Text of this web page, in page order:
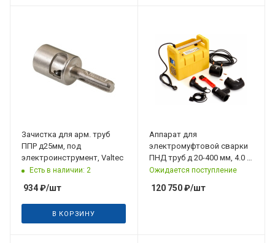
Зачистка для арм. труб
ППР д25мм, под
электроинструмент, Valtec
Есть в наличии: 2
934₽/шт
В КОРЗИНУ
Аппарат для
электромуфтовой сварки
ПНД труб д 20-400 мм, 4.0 и
4.7 мм, GAS FUSION EF-400
Ожидается поступление
120 750₽/шт